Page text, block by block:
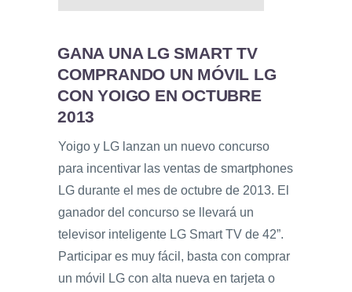
GANA UNA LG SMART TV
COMPRANDO UN MÓVIL LG
CON YOIGO EN OCTUBRE
2013
Yoigo y LG lanzan un nuevo concurso
para incentivar las ventas de smartphones
LG durante el mes de octubre de 2013. El
ganador del concurso se llevará un
televisor inteligente LG Smart TV de 42”.
Participar es muy fácil, basta con comprar
un móvil LG con alta nueva en tarjeta o